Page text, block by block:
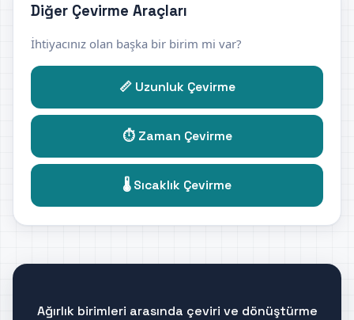
Diğer Çevirme Araçları
İhtiyacınız olan başka bir birim mi var?
📏 Uzunluk Çevirme
⏱️ Zaman Çevirme
🌡️ Sıcaklık Çevirme
Ağırlık birimleri arasında çeviri ve dönüştürme